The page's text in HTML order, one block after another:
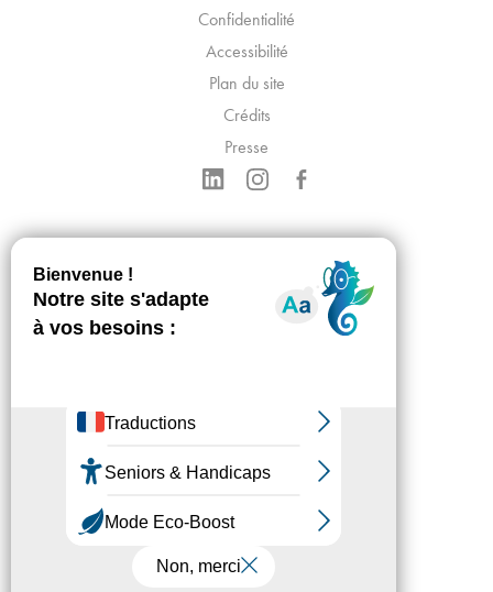
Confidentialité
Accessibilité
Plan du site
Crédits
Presse